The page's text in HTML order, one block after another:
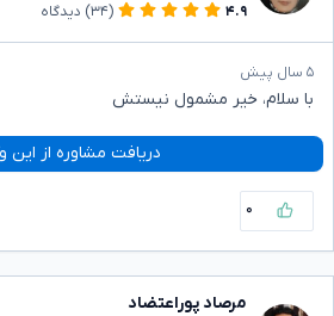
۴.۹
(۳۴) دیدگاه
۵ سال پیش
با سلام، خیر مشمول نیستش
دریافت مشاوره از این
۰
مرصاد پوراعتضاد